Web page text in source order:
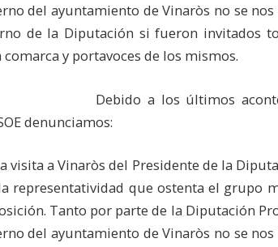
del ayuntamiento de Vinaròs no se
de la Diputación si fueron invitados
y portavoces de los mismos.
Debido a los últimos
denunciamos:
visita a Vinaròs del Presidente de la
representatividad que ostenta el grupo
Tanto por parte de la Diputación
del ayuntamiento de Vinaròs no se